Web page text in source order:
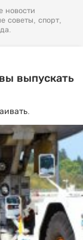
новости
советы, спорт,
выпускать